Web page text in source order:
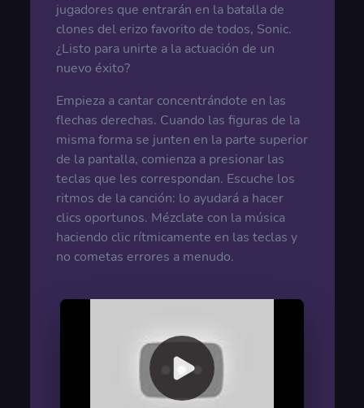
jugadores que entrarán en la batalla de
clones del erizo favorito de todos, Sonic.
¿Listo para unirte a la actuación de un
nuevo éxito?
Empieza a cantar concentrándote en las
flechas derechas. Cuando las figuras de la
misma forma se junten en la parte superior
de la pantalla, comienza a presionar las
teclas que les correspondan. Escuche los
ritmos de la canción: lo ayudará a hacer
clics oportunos. Mézclate con la música
haciendo clic rítmicamente en las teclas y
no cometas errores a menudo.